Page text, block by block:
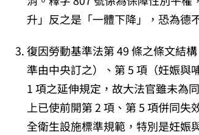
升」反之是「一體下降」，恐為德
復因勞動基準法第 49 條之條文結
準由中央訂之）、第 5 項（妊娠與
1 項之延伸規定，故大法官雖未為
上已使前開第 2 項、第 5 項併同
全衛生設施標準規範，特別是妊娠